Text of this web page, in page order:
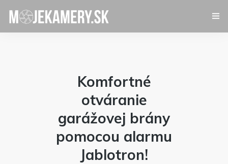
Certifikáty
Komfortné
otváranie
garážovej brány
pomocou alarmu
Jablotron!